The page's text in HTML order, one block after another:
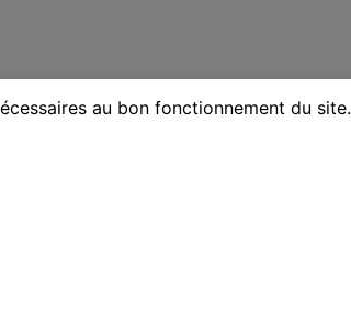
au bon fonctionnement du site.